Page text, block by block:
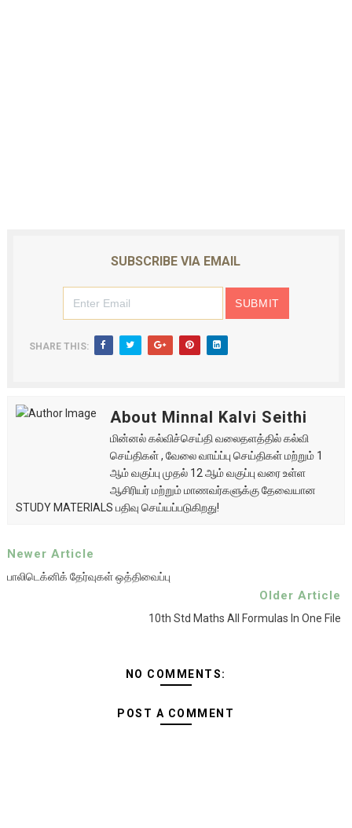
SUBSCRIBE VIA EMAIL
SHARE THIS:
About Minnal Kalvi Seithi
மின்னல் கல்விச்செய்தி வலைதளத்தில் கல்வி
செய்திகள் , வேலை வாய்ப்பு செய்திகள் மற்றும் 1
ஆம் வகுப்பு முதல் 12 ஆம் வகுப்பு வரை உள்ள
ஆசிரியர் மற்றும் மாணவர்களுக்கு தேவையான
STUDY MATERIALS பதிவு செய்யப்படுகிறது!
Newer Article
பாலிடெக்னிக் தேர்வுகள் ஒத்திவைப்பு
Older Article
10th Std Maths All Formulas In One File
NO COMMENTS:
POST A COMMENT